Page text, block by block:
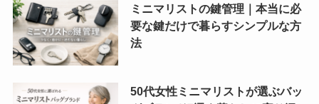
ミニマリストの鍵管理｜本当に必
要な鍵だけで暮らすシンプルな方
法
50代女性ミニマリストが選ぶバッ